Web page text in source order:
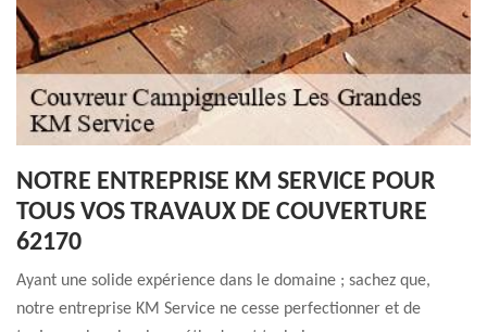
NOTRE ENTREPRISE KM SERVICE POUR
TOUS VOS TRAVAUX DE COUVERTURE
62170
Ayant une solide expérience dans le domaine ; sachez que,
notre entreprise KM Service ne cesse perfectionner et de